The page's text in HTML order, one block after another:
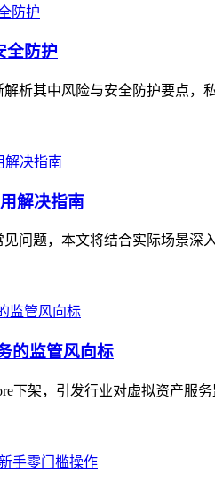
全防护
析其中风险与安全防护要点
解决指南
问题，本文将结合实际场景
的监管风向标
下架，引发行业对虚拟资产